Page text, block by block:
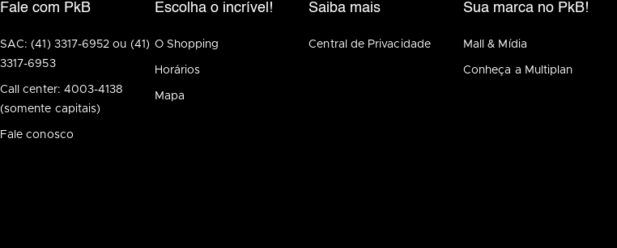
Fale com PkB
SAC: (41) 3317-6952 ou (41)
3317-6953
Call center: 4003-4138
(somente capitais)
Fale conosco
Escolha o incrível!
O Shopping
Horários
Mapa
Saiba mais
Central de Privacidade
Sua marca no PkB!
Mall & Mídia
Conheça a Multiplan